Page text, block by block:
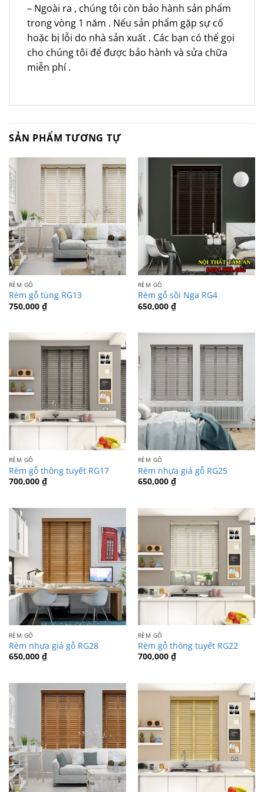
– Ngoài ra , chúng tôi còn bảo hành sản phẩm
trong vòng 1 năm . Nếu sản phẩm gặp sự cố
hoặc bị lỗi do nhà sản xuất . Các bạn có thể gọi
cho chúng tôi để được bảo hành và sửa chữa
miễn phí .
SẢN PHẨM TƯƠNG TỰ
RÈM GỖ
Rèm gỗ tùng RG13
750,000 ₫
RÈM GỖ
Rèm gỗ sồi Nga RG4
650,000 ₫
RÈM GỖ
Rèm gỗ thông tuyết RG17
700,000 ₫
RÈM GỖ
Rèm nhựa giả gỗ RG25
650,000 ₫
RÈM GỖ
Rèm nhựa giả gỗ RG28
650,000 ₫
RÈM GỖ
Rèm gỗ thông tuyết RG22
700,000 ₫